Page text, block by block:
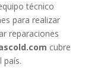
técnico
para realizar
reparaciones
cubre
país.